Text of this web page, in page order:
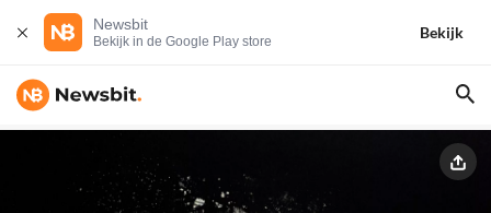
Newsbit
Bekijk in de Google Play store
Bekijk